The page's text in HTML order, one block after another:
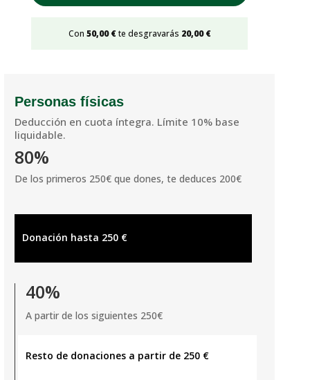
Con 50,00 €te desgravarás 20,00 €
Personas físicas
Deducción en cuota íntegra. Límite 10% base
liquidable.
80%
De los primeros 250€ que dones, te deduces 200€
Donación hasta 250 €
40%
A partir de los siguientes 250€
Resto de donaciones a partir de 250 €